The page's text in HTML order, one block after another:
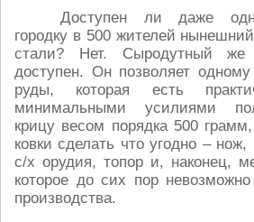
Доступен ли даже
городку в 500 жителей
стали? Нет. Сыродутный
доступен. Он позволяет
руды, которая есть
минимальными усилиями
крицу весом порядка 500
ковки сделать что угодно – нож,
с/х орудия, топор и, наконец,
которое до сих пор
производства.